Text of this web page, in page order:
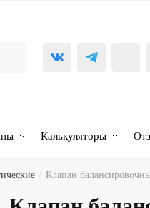
Калькуляторы
Клапан